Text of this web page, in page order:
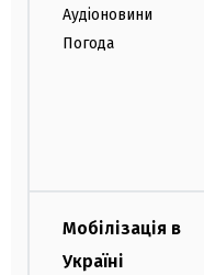
Аудіоновини
Погода
Мобілізація в
Україні